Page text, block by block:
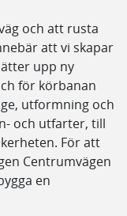
och att rusta
att vi skapar
upp ny
för körbanan
utformning och
och utfarter, till
För att
Centrumvägen
en